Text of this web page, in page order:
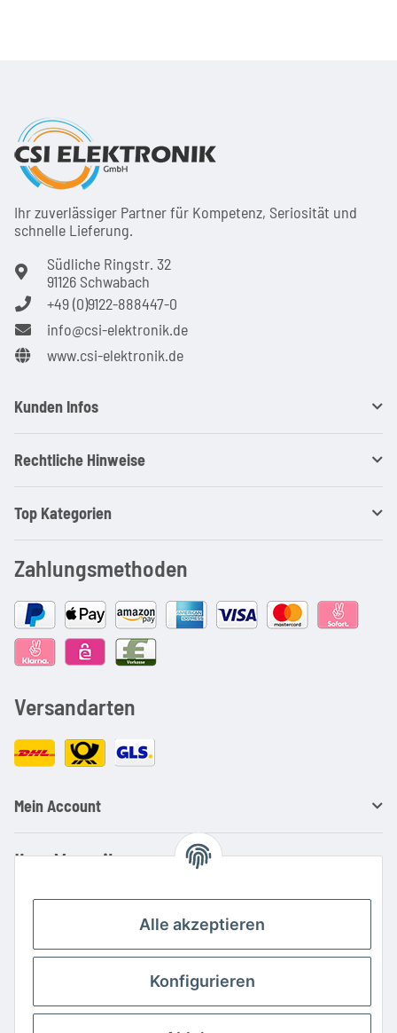
Ihr zuver­läs­siger Partner für Kom­pe­tenz, Seri­osi­tät und
schnel­le Lie­ferung.
Südliche Ringstr. 32
91126 Schwabach
+49 (0)9122-888447-0
info@csi-elektronik.de
www.csi-elektronik.de
Kunden Infos
Rechtliche Hinweise
Top Kategorien
Zahlungsmethoden
Versandarten
Mein Account
Ihre Vorteile
Kauf auf Rechnung
Große Auswahl an Netzteilen und Ladegeräten
Schnelle Lieferung
Alle akzeptieren
Konfigurieren